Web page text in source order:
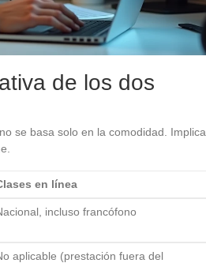
de los dos
se basa solo en la comodidad. Implica
en línea
incluso francófono
aplicable (prestación fuera del